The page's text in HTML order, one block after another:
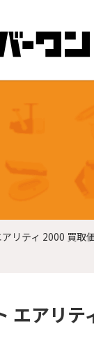
リティ 2000 買取
エアリテ